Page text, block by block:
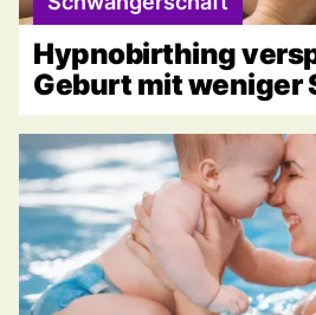
Hypnobirthing
Geburt mit weniger